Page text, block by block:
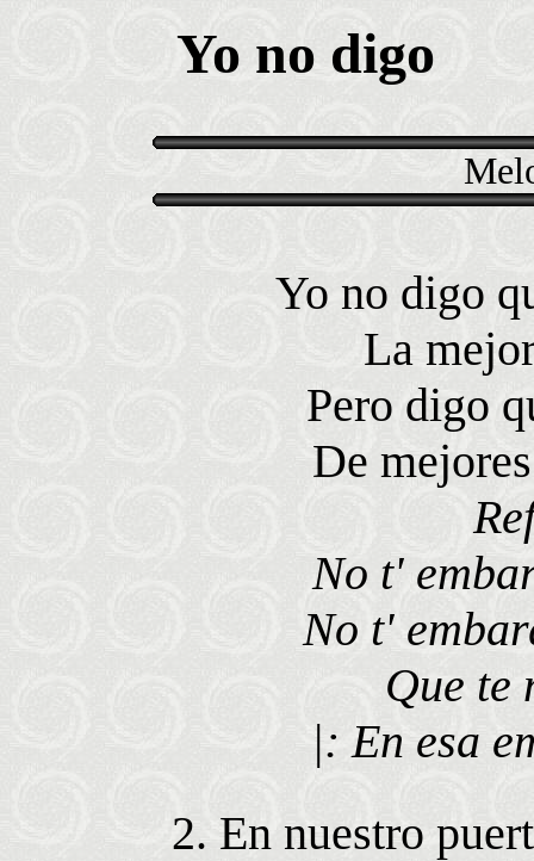
Yo no digo
Yo no digo
La
Pero digo
De
No t'
No t'
Que te
|: En esa
2. En nuestro